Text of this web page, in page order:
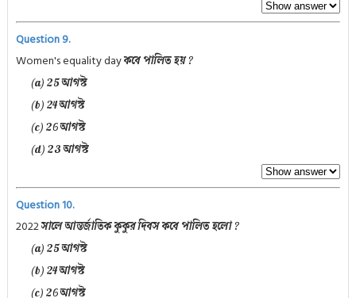
Question 9.
Women's equality dayকবে পালিত হয় ?
(a) 25 আগস্ট
(b) 24 আগস্ট
(c) 26 আগস্ট
(d) 23 আগস্ট
Question 10.
2022সালে আন্তর্জাতিক কুকুর দিবস কবে পালিত হলো ?
(a) 25 আগস্ট
(b) 24 আগস্ট
(c) 26 আগস্ট